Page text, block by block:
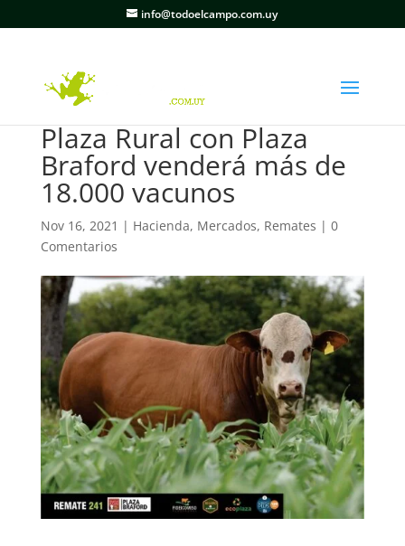
info@todoelcampo.com.uy
Plaza Rural con Plaza
Braford venderá más de
18.000 vacunos
Nov 16, 2021 | Hacienda, Mercados, Remates | 0
Comentarios